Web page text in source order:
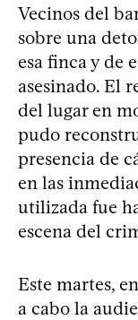
Vecinos del
sobre una
esa finca y de
asesinado. El
del lugar en
pudo
presencia de
en las
utilizada fue
escena del
Este martes,
a cabo la